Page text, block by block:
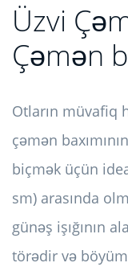
Üzvi
Çəmən
Otların müvafiq
çəmən
biçmək üçün
sm) arasında
günəş işığının
törədir və